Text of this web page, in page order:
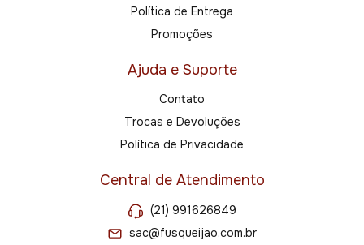
Política de Entrega
Promoções
Ajuda e Suporte
Contato
Trocas e Devoluções
Política de Privacidade
Central de Atendimento
(21) 991626849
sac@fusqueijao.com.br